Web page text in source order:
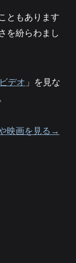
ともあります
を紛らわまし
デオ 」を見な
映画を見る→